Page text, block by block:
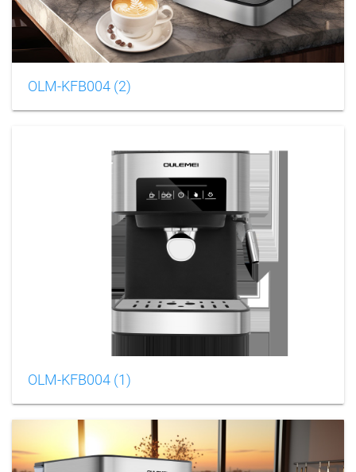
OLM-KFB004 (2)
OLM-KFB004 (1)